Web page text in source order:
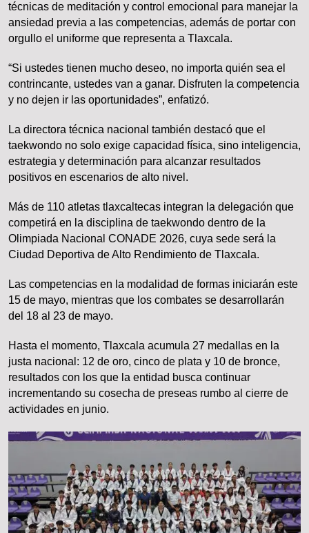
técnicas de meditación y control emocional para manejar la
ansiedad previa a las competencias, además de portar con
orgullo el uniforme que representa a Tlaxcala.
“Si ustedes tienen mucho deseo, no importa quién sea el
contrincante, ustedes van a ganar. Disfruten la competencia
y no dejen ir las oportunidades”, enfatizó.
La directora técnica nacional también destacó que el
taekwondo no solo exige capacidad física, sino inteligencia,
estrategia y determinación para alcanzar resultados
positivos en escenarios de alto nivel.
Más de 110 atletas tlaxcaltecas integran la delegación que
competirá en la disciplina de taekwondo dentro de la
Olimpiada Nacional CONADE 2026, cuya sede será la
Ciudad Deportiva de Alto Rendimiento de Tlaxcala.
Las competencias en la modalidad de formas iniciarán este
15 de mayo, mientras que los combates se desarrollarán
del 18 al 23 de mayo.
Hasta el momento, Tlaxcala acumula 27 medallas en la
justa nacional: 12 de oro, cinco de plata y 10 de bronce,
resultados con los que la entidad busca continuar
incrementando su cosecha de preseas rumbo al cierre de
actividades en junio.